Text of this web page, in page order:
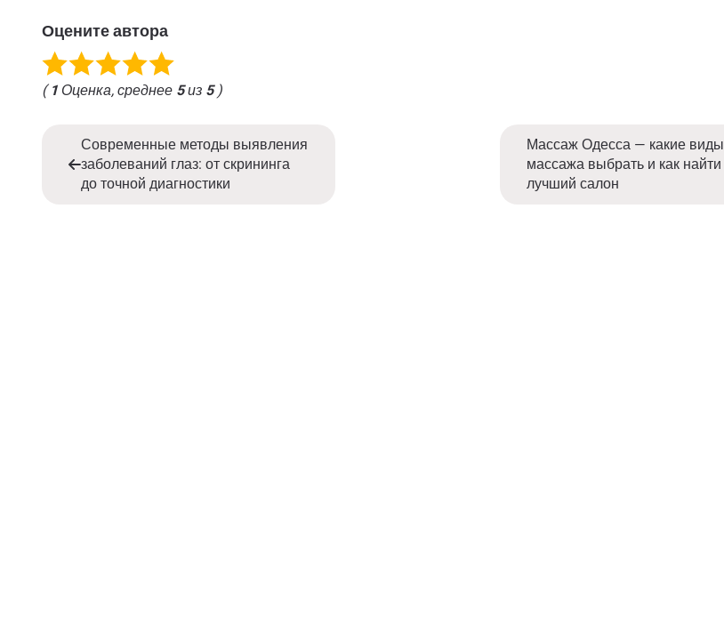
Оцените автора
( 1 Оценка, среднее 5из 5)
Современные методы выявления
заболеваний глаз: от скрининга
до точной диагностики
Массаж Одесса — какие виды
массажа выбрать и как найти
лучший салон